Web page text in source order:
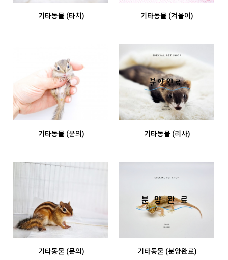
기타동물 (타치) 기타동물 (겨울이)
기타동물 (문의) 기타동물 (리사)
기타동물 (문의) 기타동물 (분양완료)